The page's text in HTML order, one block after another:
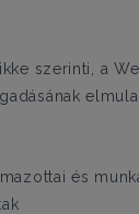
szerinti, a
és